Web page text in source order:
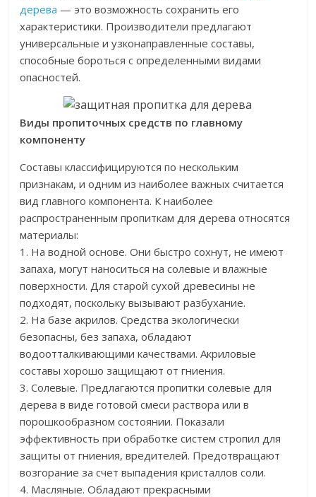
дерева — это возможность сохранить его
характеристики. Производители предлагают
универсальные и узконаправленные составы,
способные бороться с определенными видами
опасностей.
Виды пропиточных средств по главному
компоненту
Составы классифицируются по нескольким
признакам, и одним из наиболее важных считается
вид главного компонента. К наиболее
распространенным пропиткам для дерева относятся
материалы:
1. На водной основе. Они быстро сохнут, не имеют
запаха, могут наноситься на солевые и влажные
поверхности. Для старой сухой древесины не
подходят, поскольку вызывают разбухание.
2. На базе акрилов. Средства экологически
безопасны, без запаха, обладают
водоотталкивающими качествами. Акриловые
составы хорошо защищают от гниения.
3. Солевые. Предлагаются пропитки солевые для
дерева в виде готовой смеси раствора или в
порошкообразном состоянии. Показали
эффективность при обработке систем стропил для
защиты от гниения, вредителей. Предотвращают
возгорание за счет выпадения кристаллов соли.
4. Масляные. Обладают прекрасными